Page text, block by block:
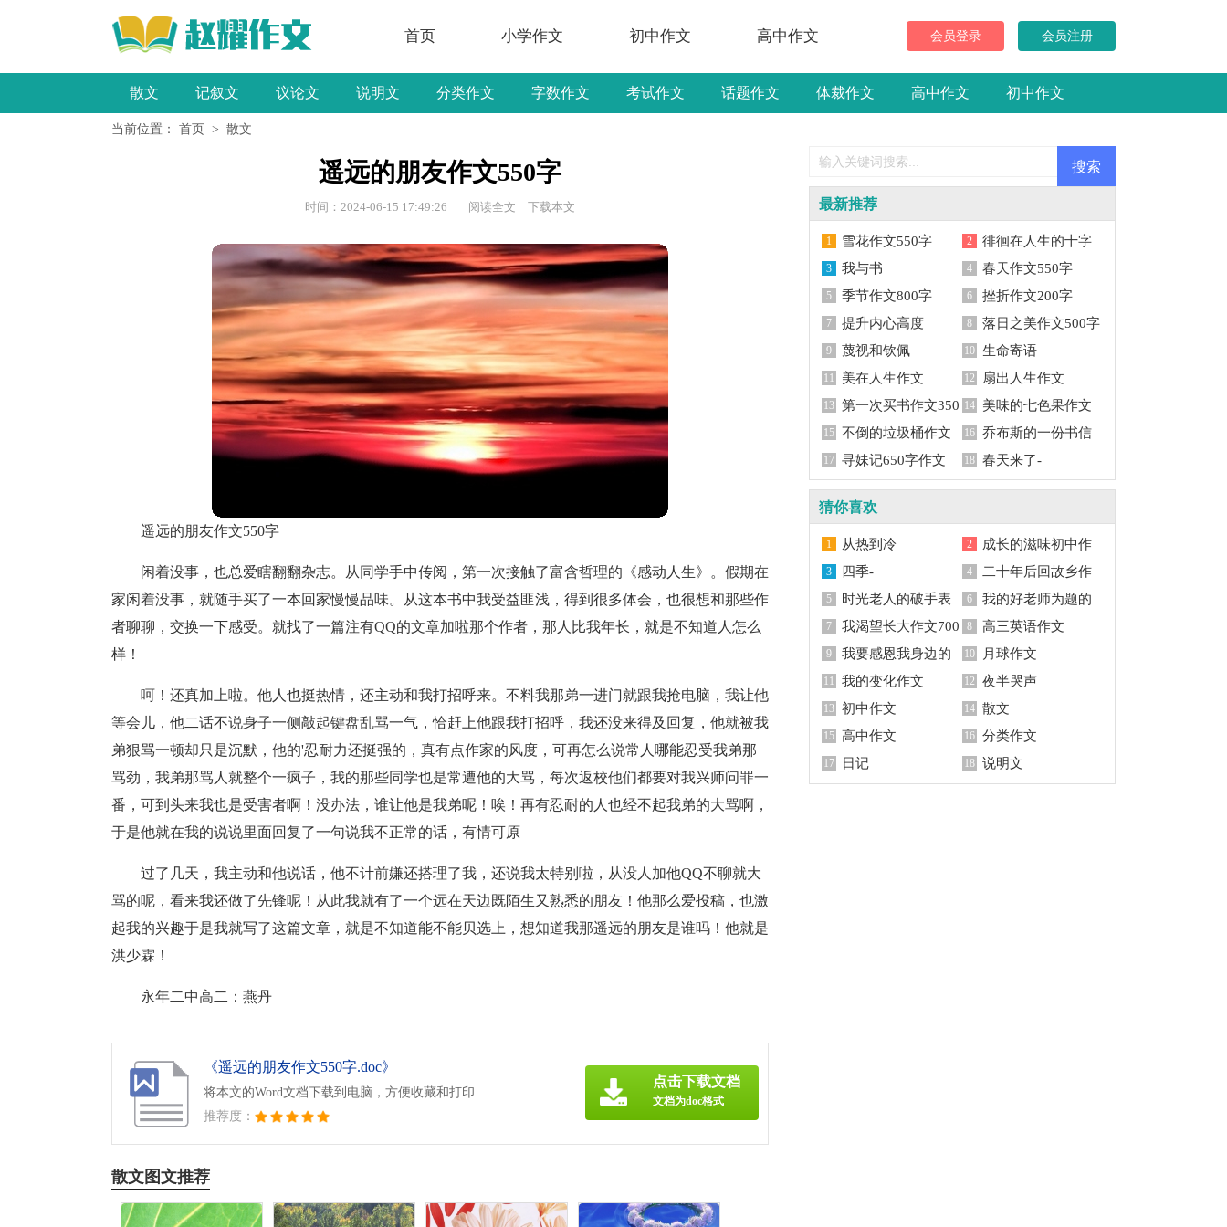
首页 小学作文 初中作文 高中作文 会员登录 会员注册
散文 记叙文 议论文 说明文 分类作文 字数作文 考试作文 话题作文 体裁作文 高中作文 初中作文
小学作文
当前位置： 首页 > 散文
遥远的朋友作文550字
时间：2024-06-15 17:49:26 阅读全文 下载本文
遥远的朋友作文550字
闲着没事，也总爱瞎翻翻杂志。从同学手中传阅，第一次接触了富含哲理的《感动人生》。假期在
家闲着没事，就随手买了一本回家慢慢品味。从这本书中我受益匪浅，得到很多体会，也很想和那些作
者聊聊，交换一下感受。就找了一篇注有QQ的文章加啦那个作者，那人比我年长，就是不知道人怎么
样！
呵！还真加上啦。他人也挺热情，还主动和我打招呼来。不料我那弟一进门就跟我抢电脑，我让他
等会儿，他二话不说身子一侧敲起键盘乱骂一气，恰赶上他跟我打招呼，我还没来得及回复，他就被我
弟狠骂一顿却只是沉默，他的'忍耐力还挺强的，真有点作家的风度，可再怎么说常人哪能忍受我弟那
骂劲，我弟那骂人就整个一疯子，我的那些同学也是常遭他的大骂，每次返校他们都要对我兴师问罪一
番，可到头来我也是受害者啊！没办法，谁让他是我弟呢！唉！再有忍耐的人也经不起我弟的大骂啊，
于是他就在我的说说里面回复了一句说我不正常的话，有情可原
过了几天，我主动和他说话，他不计前嫌还搭理了我，还说我太特别啦，从没人加他QQ不聊就大
骂的呢，看来我还做了先锋呢！从此我就有了一个远在天边既陌生又熟悉的朋友！他那么爱投稿，也激
起我的兴趣于是我就写了这篇文章，就是不知道能不能贝选上，想知道我那遥远的朋友是谁吗！他就是
洪少霖！
永年二中高二：燕丹
《遥远的朋友作文550字.doc》
将本文的Word文档下载到电脑，方便收藏和打印
推荐度：
点击下载文档
文档为doc格式
散文图文推荐
最新推荐
1 雪花作文550字 2
徘徊在人生的十字
路口作文
3 我与书 4 春天作文550字
5 季节作文800字 6 挫折作文200字
7 提升内心高度 8 落日之美作文500字
9 蔑视和钦佩 10 生命寄语
11 美在人生作文 12 扇出人生作文
13 第一次买书作文350
字
14
美味的七色果作文
500字
15 不倒的垃圾桶作文
550字
16 乔布斯的一份书信
作文1500字
17 寻妹记650字作文 18 春天来了-
猜你喜欢
1 从热到冷 2
成长的滋味初中作
文
3 四季- 4
二十年后回故乡作
文
5
时光老人的破手表
作文
6
我的好老师为题的
450字作文
7
我渴望长大作文700
字
8 高三英语作文
9
我要感恩我身边的
人作文
10 月球作文
11 我的变化作文 12 夜半哭声
13 初中作文 14 散文
15 高中作文 16 分类作文
17 日记 18 说明文